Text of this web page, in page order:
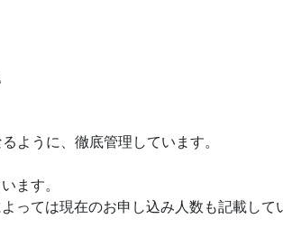
ように、徹底管理しています。
ます。
っては現在のお申し込み人数も記載して